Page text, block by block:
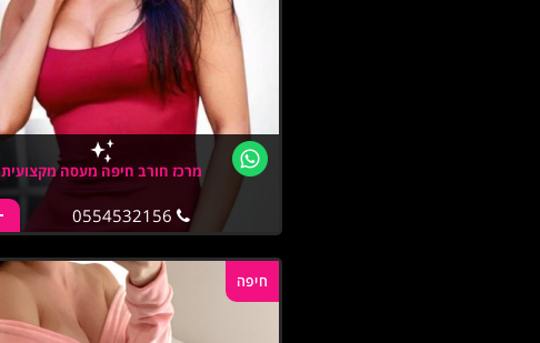
מרכז חורב חיפה מעסה מקצועית
חיפה